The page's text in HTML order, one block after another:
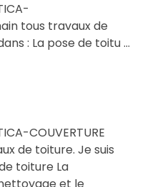
tous travaux de
: La pose de toitu ...
COUVERTURE
de toiture. Je suis
toiture La